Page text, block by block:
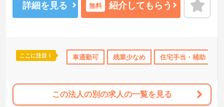
日勤のみ 年間休日110日以上 社会保険完備 交通費支給
きやすい職場になります。住宅手当の支給含め、各種手当も充実し
ておりますことも、嬉しいポイントです。
詳細を見る 無料 紹介してもらう
ここに注目！ 車通勤可 残業少なめ 住宅手当・補助
この法人の別の求人の一覧を見る